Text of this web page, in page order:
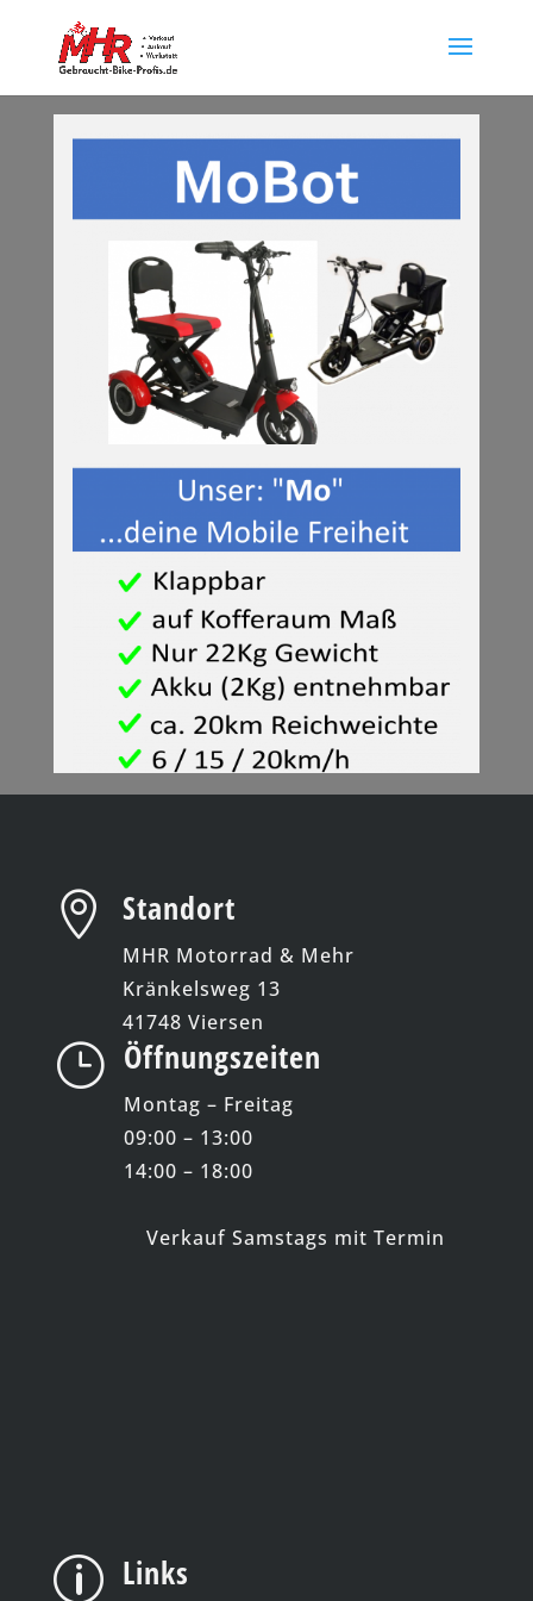
 Standort
MHR Motorrad & Mehr
Kränkelsweg 13
41748 Viersen
} Öffnungszeiten
Montag – Freitag
09:00 – 13:00
14:00 – 18:00
Verkauf Samstags mit Termin
p Links